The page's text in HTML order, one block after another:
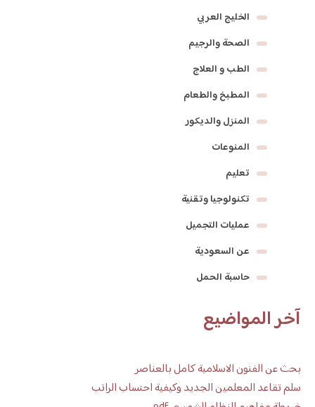
الخليج العربي
الصحة والرجيم
الطب و العلاج
المطبخ والطعام
المنزل والديكور
المنوعات
تعليم
تكنولوجيا وتقنية
عمليات التجميل
عن السعودية
حاسبة الحمل
آخر المواضيع
بحث عن الفنون الاسلامية كامل بالعناصر
سلم تقاعد المعلمين الجديد وكيفية احتساب الراتب